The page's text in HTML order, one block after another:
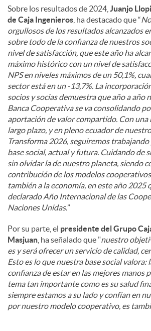
Sobre los resultados de 2024, Juanjo
de Caja Ingenieros , ha destacado que “
orgullosos de los resultados alcanzados
sobre todo de la confianza de nuestros
nivel de satisfacción, que este año ha
máximo histórico con un nivel de
NPS en niveles máximos de un 50,1%,
sector está en un -13,7%. La
socios y socias demuestra que año a año
Banca Cooperativa se va consolidando
aportación de valor compartido. Con una
largo plazo, y en pleno ecuador de
Transforma 2026, seguiremos
base social, actual y futura. Cuidando de
sin olvidar la de nuestro planeta, siendo
contribución de los modelos
también a la economía, en este año 2025
declarado Año Internacional de las
Naciones Unidas.”
Por su parte, el presidente del Grupo
Masjuan , ha señalado que "nuestro
es y será ofrecer un servicio de calidad,
Esto es lo que nuestra base social valora:
confianza de estar en las mejores manos
tema tan importante como es su salud
siempre estamos a su lado y confían en
por nuestro modelo cooperativo, es